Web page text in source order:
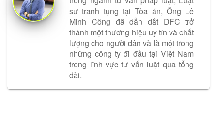
sư tranh tụng tại Tòa án, Ông Lê
Minh Công đã dẫn dắt DFC trở
thành một thương hiệu uy tín và chất
lượng cho người dân và là một trong
những công ty đi đầu tại Việt Nam
trong lĩnh vực tư vấn luật qua tổng
đài.